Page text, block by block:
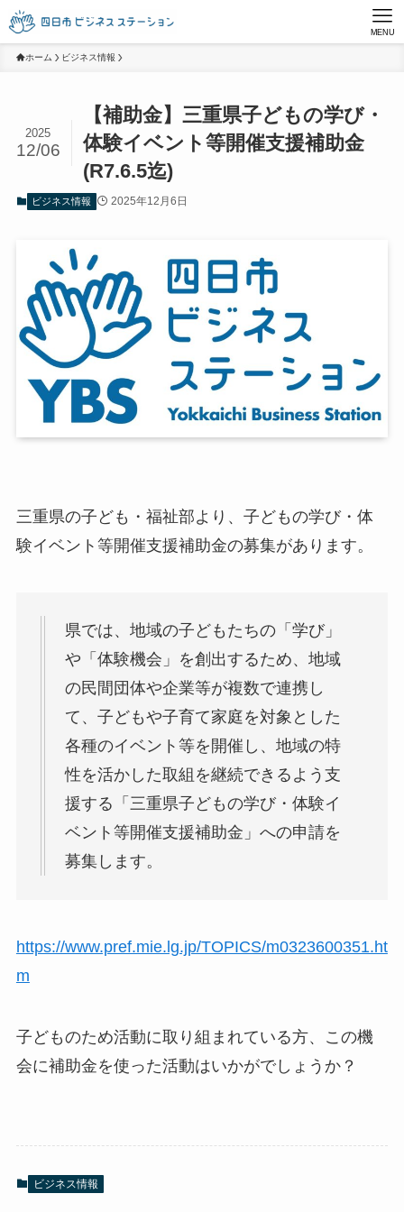
MENU
ホーム ビジネス情報
【補助金】三重県子どもの学び・
体験イベント等開催支援補助金
(R7.6.5迄)
2025
12/06
ビジネス情報 2025年12月6日
三重県の子ども・福祉部より、子どもの学び・体
験イベント等開催支援補助金の募集があります。
県では、地域の子どもたちの「学び」
や「体験機会」を創出するため、地域
の民間団体や企業等が複数で連携し
て、子どもや子育て家庭を対象とした
各種のイベント等を開催し、地域の特
性を活かした取組を継続できるよう支
援する「三重県子どもの学び・体験イ
ベント等開催支援補助金」への申請を
募集します。
https://www.pref.mie.lg.jp/TOPICS/m0323600351.ht
m
子どものため活動に取り組まれている方、この機
会に補助金を使った活動はいかがでしょうか？
ビジネス情報